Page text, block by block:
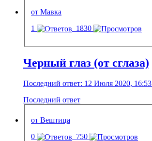
от Мавка
1
1830
Черный глаз (от сглаза)
Последний ответ: 12 Июля 2020,
Последний ответ
от Вештица
0
750